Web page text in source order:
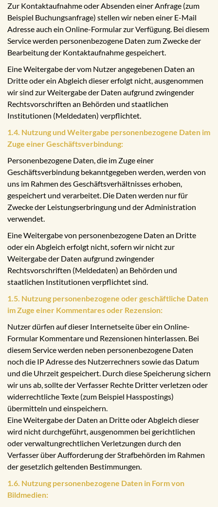
Zur Kontaktaufnahme oder Absenden einer Anfrage (zum
Beispiel Buchungsanfrage) stellen wir neben einer E-Mail
Adresse auch ein Online-Formular zur Verfügung. Bei diesem
Service werden personenbezogene Daten zum Zwecke der
Bearbeitung der Kontaktaufnahme gespeichert.
Eine Weitergabe der vom Nutzer angegebenen Daten an
Dritte oder ein Abgleich dieser erfolgt nicht, ausgenommen
wir sind zur Weitergabe der Daten aufgrund zwingender
Rechtsvorschriften an Behörden und staatlichen
Institutionen (Meldedaten) verpflichtet.
1.4. Nutzung und Weitergabe personenbezogene Daten im
Zuge einer Geschäftsverbindung:
Personenbezogene Daten, die im Zuge einer
Geschäftsverbindung bekanntgegeben werden, werden von
uns im Rahmen des Geschäftsverhältnisses erhoben,
gespeichert und verarbeitet. Die Daten werden nur für
Zwecke der Leistungserbringung und der Administration
verwendet.
Eine Weitergabe von personenbezogene Daten an Dritte
oder ein Abgleich erfolgt nicht, sofern wir nicht zur
Weitergabe der Daten aufgrund zwingender
Rechtsvorschriften (Meldedaten) an Behörden und
staatlichen Institutionen verpflichtet sind.
1.5. Nutzung personenbezogene oder geschäftliche Daten
im Zuge einer Kommentares oder Rezension:
Nutzer dürfen auf dieser Internetseite über ein Online-
Formular Kommentare und Rezensionen hinterlassen. Bei
diesem Service werden neben personenbezogene Daten
noch die IP Adresse des Nutzerrechners sowie das Datum
und die Uhrzeit gespeichert. Durch diese Speicherung sichern
wir uns ab, sollte der Verfasser Rechte Dritter verletzen oder
widerrechtliche Texte (zum Beispiel Hasspostings)
übermitteln und einspeichern.
Eine Weitergabe der Daten an Dritte oder Abgleich dieser
wird nicht durchgeführt, ausgenommen bei gerichtlichen
oder verwaltungrechtlichen Verletzungen durch den
Verfasser über Aufforderung der Strafbehörden im Rahmen
der gesetzlich geltenden Bestimmungen.
1.6. Nutzung personenbezogene Daten in Form von
Bildmedien: